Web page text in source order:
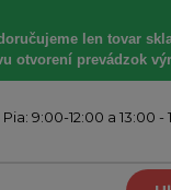
len tovar
otvorení prevádzok
Pia: 9:00-12:00 a 13:00 -